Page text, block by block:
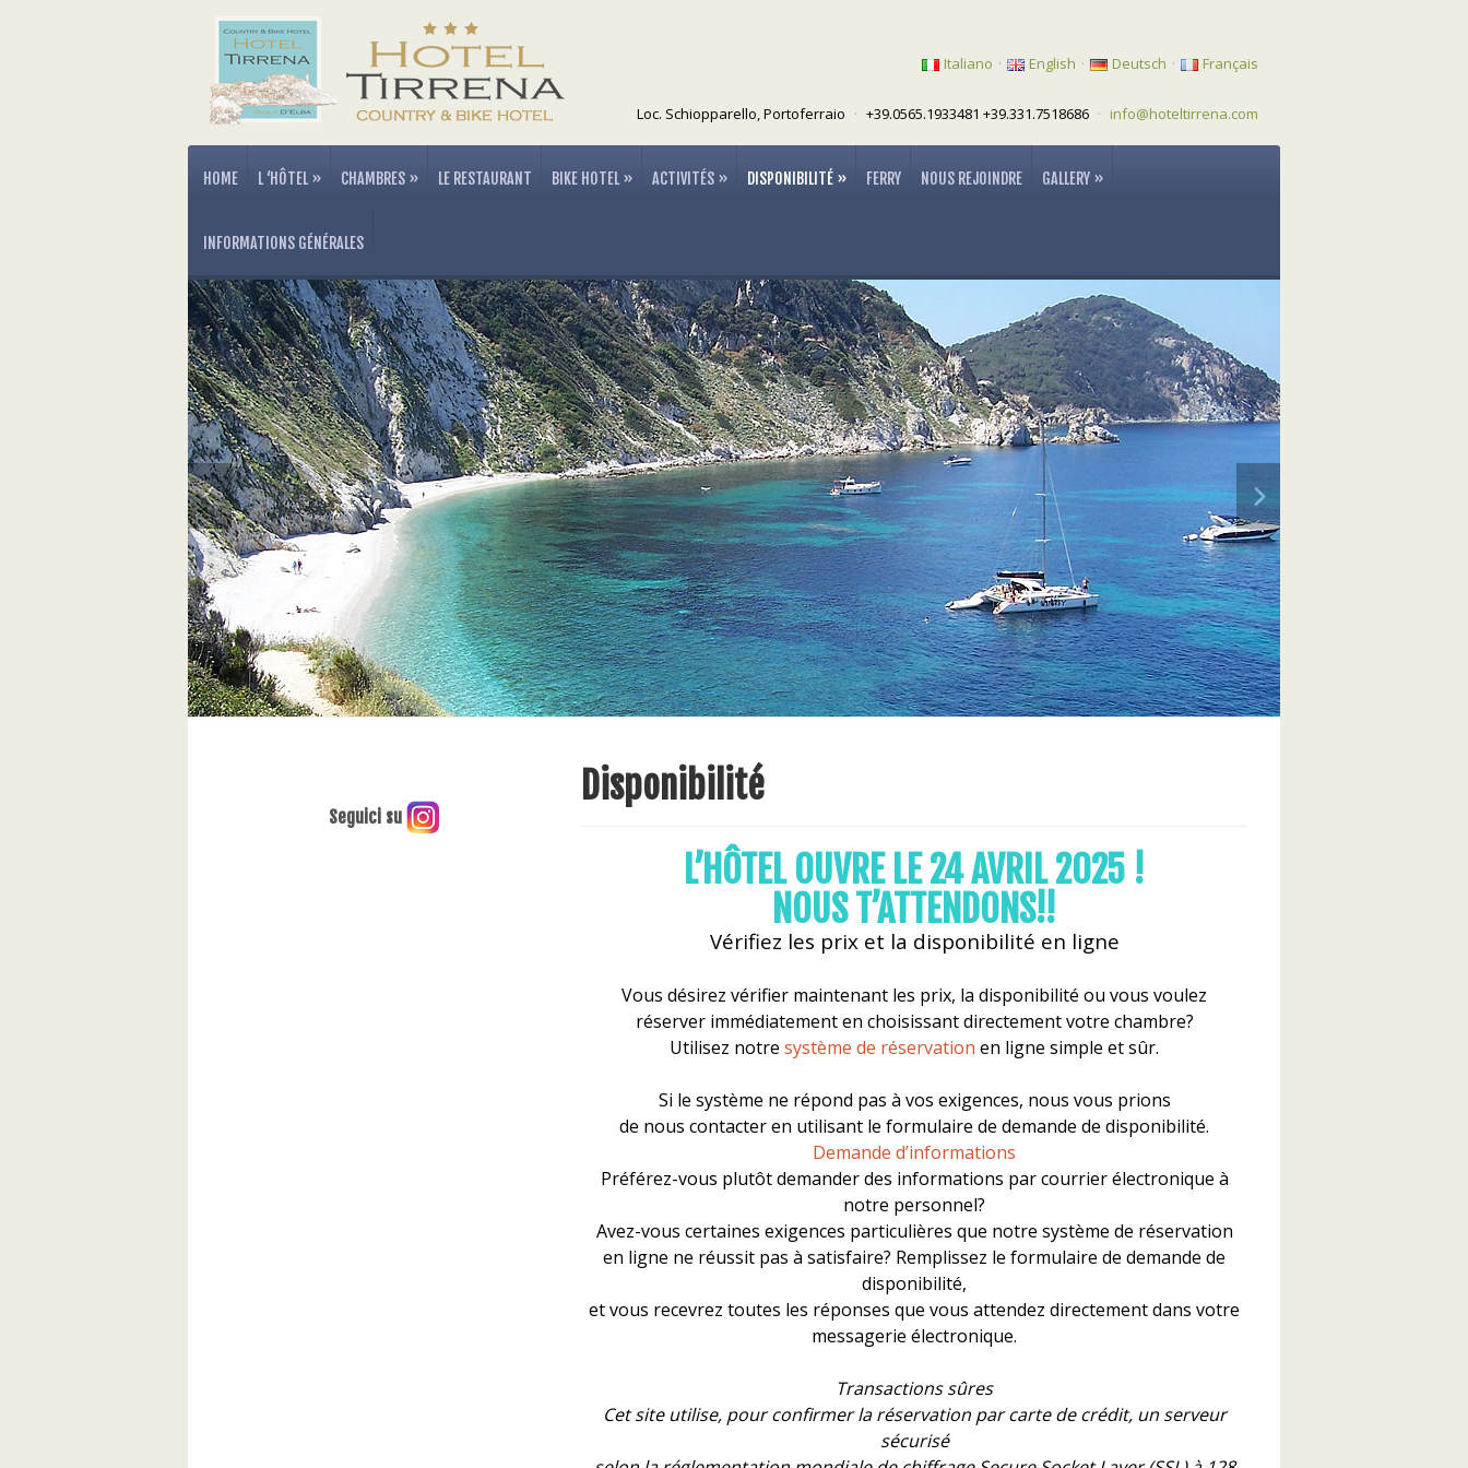
Italiano · English · Deutsch · Français
Loc. Schiopparello, Portoferraio · +39.0565.1933481 +39.331.7518686 · info@hoteltirrena.com
HOME L ‘HÔTEL » CHAMBRES » LE RESTAURANT BIKE HOTEL » ACTIVITÉS » DISPONIBILITÉ » FERRY NOUS REJOINDRE GALLERY »
INFORMATIONS GÉNÉRALES
Disponibilité
L’HÔTEL OUVRE LE 24 AVRIL 2025 !
NOUS T’ATTENDONS!!
Vérifiez les prix et la disponibilité en ligne
Vous désirez vérifier maintenant les prix, la disponibilité ou vous voulez
réserver immédiatement en choisissant directement votre chambre?
Utilisez notre système de réservation en ligne simple et sûr.
Si le système ne répond pas à vos exigences, nous vous prions
de nous contacter en utilisant le formulaire de demande de disponibilité.
Demande d’informations
Préférez-vous plutôt demander des informations par courrier électronique à
notre personnel?
Avez-vous certaines exigences particulières que notre système de réservation
en ligne ne réussit pas à satisfaire? Remplissez le formulaire de demande de
disponibilité,
et vous recevrez toutes les réponses que vous attendez directement dans votre
messagerie électronique.
Transactions sûres
Cet site utilise, pour confirmer la réservation par carte de crédit, un serveur
sécurisé
Seguici su